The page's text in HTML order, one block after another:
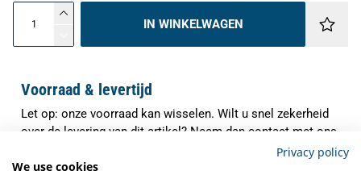
IN WINKELWAGEN
Voorraad & levertijd
Let op: onze voorraad kan wisselen. Wilt u snel zekerheid
over de levering van dit artikel? Neem dan contact met ons
op. Onze specialisten controleren direct de actuele
voorraad en verwachte levertijd, zodat u precies weet waar
Privacy policy
We use cookies